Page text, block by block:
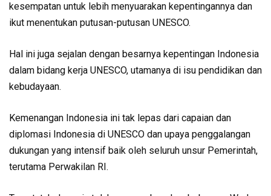
kesempatan untuk lebih menyuarakan kepentingannya dan
ikut menentukan putusan-putusan UNESCO.
Hal ini juga sejalan dengan besarnya kepentingan Indonesia
dalam bidang kerja UNESCO, utamanya di isu pendidikan dan
kebudayaan.
Kemenangan Indonesia ini tak lepas dari capaian dan
diplomasi Indonesia di UNESCO dan upaya penggalangan
dukungan yang intensif baik oleh seluruh unsur Pemerintah,
terutama Perwakilan RI.